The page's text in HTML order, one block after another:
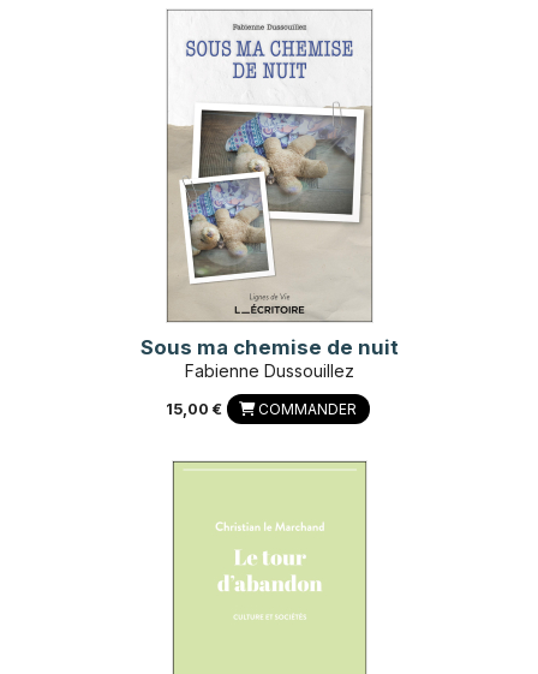
Sous ma chemise de nuit
Fabienne Dussouillez
15,00 € COMMANDER